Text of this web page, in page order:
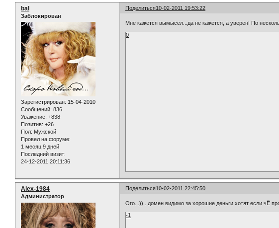
Поделиться10-02-2011 19:53:22
bal
Заблокирован
Зарегистрирован: 15-04-2010
Сообщений: 836
Уважение: +838
Позитив: +26
Пол: Мужской
Провел на форуме:
1 месяц 9 дней
Последний визит:
24-12-2011 20:11:36
Мне кажется вымысел...да не кажется, а уверен! По
0
Поделиться10-02-2011 22:45:50
Alex-1984
Администратор
Ого...))...домен видимо за хорошие деньги хотят если чЁ
-1